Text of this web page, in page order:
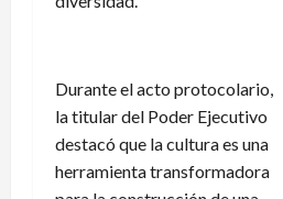
Durante el acto protocolario,
la titular del Poder Ejecutivo
destacó que la cultura es una
herramienta transformadora